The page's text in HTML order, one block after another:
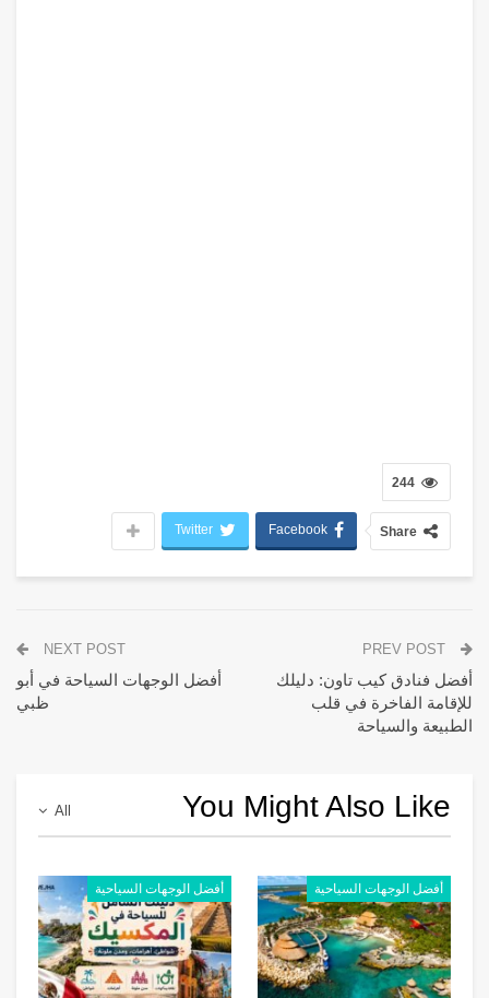
244
Share
Facebook
Twitter
أفضل فنادق كيب تاون: دليلك
للإقامة الفاخرة في قلب
الطبيعة والسياحة
NEXT POST
أفضل الوجهات السياحة في أبو
ظبي
All You Might Also Like
أفضل الوجهات السياحية أفضل الوجهات السياحية